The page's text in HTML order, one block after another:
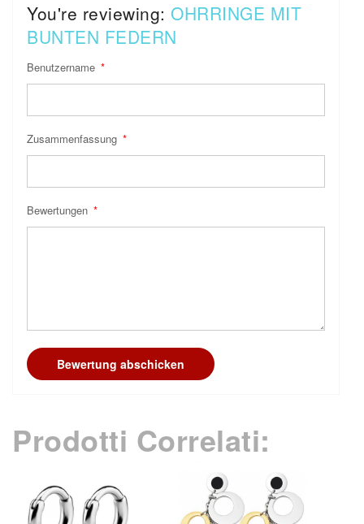
You're reviewing: OHRRINGE MIT
BUNTEN FEDERN
Benutzername
Zusammenfassung
Bewertungen
Bewertung abschicken
Prodotti Correlati: